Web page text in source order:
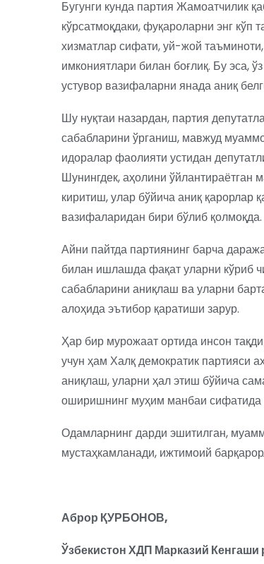
Бугунги кунда партия Жамоатчилик
кўрсатмоқдаки, фуқароларни энг
хизматлар сифати, уй-жой
имкониятлари билан боғлиқ. Бу эса,
устувор вазифаларни янада аниқ
Шу нуқтаи назардан, партия
сабабларини ўрганиш, мавжуд
идоралар фаолияти устидан
Шунингдек, аҳолини ўйлантираётган
киритиш, улар бўйича аниқ
вазифаларидан бири бўлиб қолмоқда.
Айни пайтда партиянинг барча
билан ишлашда фақат уларни кўриб
сабабларини аниқлаш ва уларни
алоҳида эътибор қаратиши зарур.
Ҳар бир мурожаат ортида инсон
учун ҳам Халқ демократик партияси
аниқлаш, уларни ҳал этиш бўйича
оширишнинг муҳим манбаи сифатида
Одамларнинг дарди эшитилган,
мустаҳкамланади, ижтимоий
Аброр ҚУРБОНОВ,
Ўзбекистон ХДП Марказий Кенгаши